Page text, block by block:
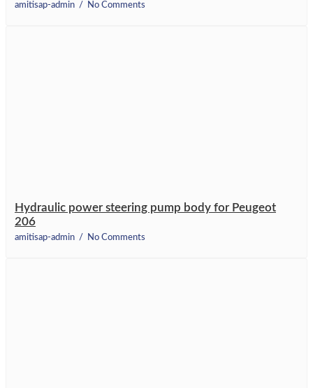
amitisap-admin No Comments
Hydraulic power steering pump body for Peugeot
206
amitisap-admin No Comments